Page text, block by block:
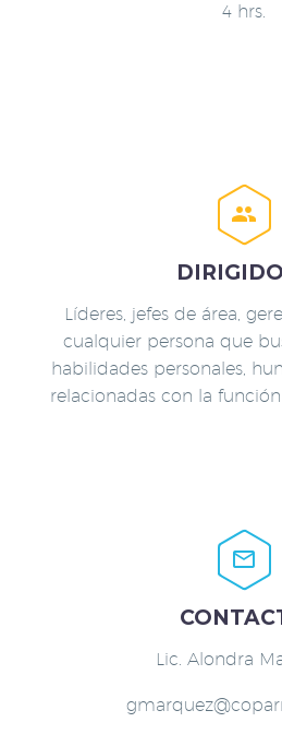
4 hrs.


Líderes, jefes de área,
cualquier persona que
habilidades personales,
relacionadas con la


Lic. Alondra